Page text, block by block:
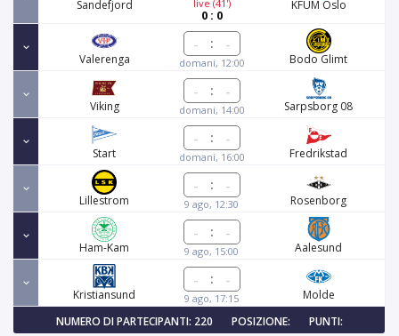
Sandefjord live (41')
0 : 0
KFUM Oslo
Valerenga
:
domani, 12:00 Bodo Glimt
Viking
:
domani, 14:00 Sarpsborg 08
Start
:
domani, 16:00 Fredrikstad
Lillestrom
:
9 ago, 12:30 Rosenborg
Ham-Kam
:
9 ago, 15:00 Aalesund
Kristiansund
:
9 ago, 17:15
Molde
NUMERO DI PARTECIPANTI: 220
POSIZIONE: PUNTI: